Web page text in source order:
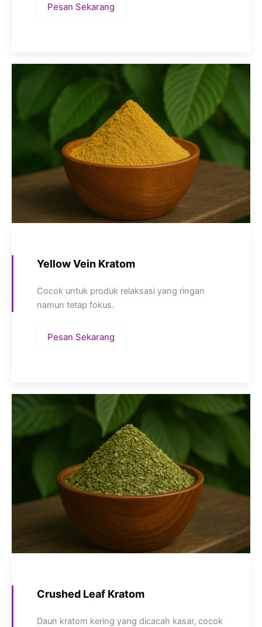
Pesan Sekarang
Yellow Vein Kratom
Cocok untuk produk relaksasi yang ringan
namun tetap fokus.
Pesan Sekarang
Crushed Leaf Kratom
Daun kratom kering yang dicacah kasar, cocok